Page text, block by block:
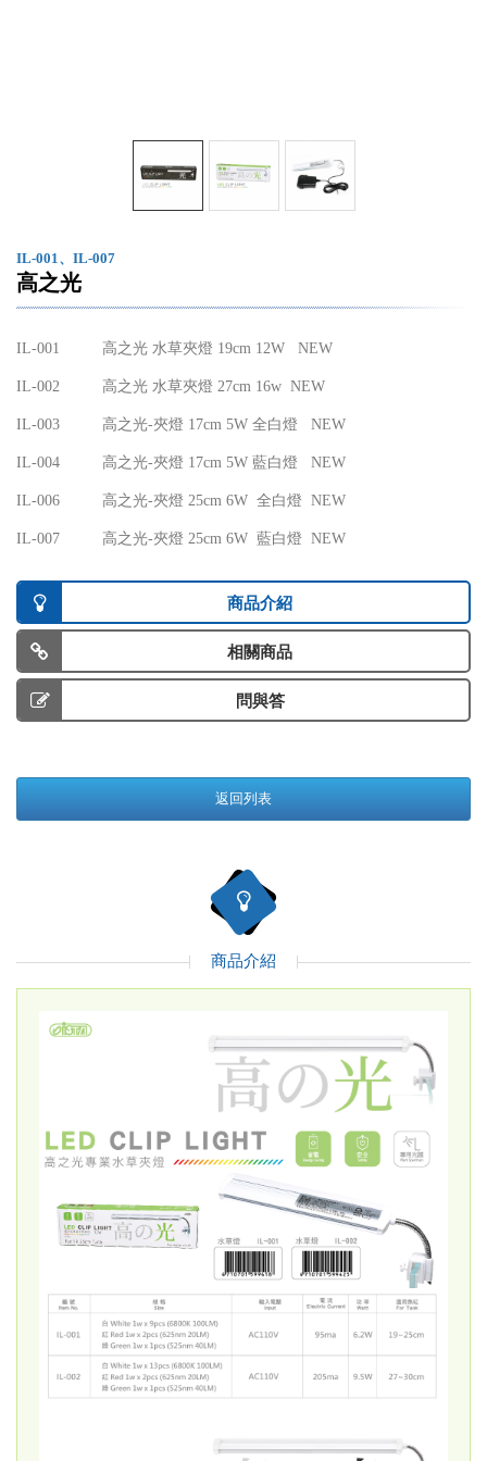
IL-001、IL-007
高之光
IL-001 高之光 水草夾燈 19cm 12W NEW
IL-002 高之光 水草夾燈 27cm 16w NEW
IL-003 高之光-夾燈 17cm 5W 全白燈 NEW
IL-004 高之光-夾燈 17cm 5W 藍白燈 NEW
IL-006 高之光-夾燈 25cm 6W 全白燈 NEW
IL-007 高之光-夾燈 25cm 6W 藍白燈 NEW
商品介紹
相關商品
問與答
返回列表
商品介紹